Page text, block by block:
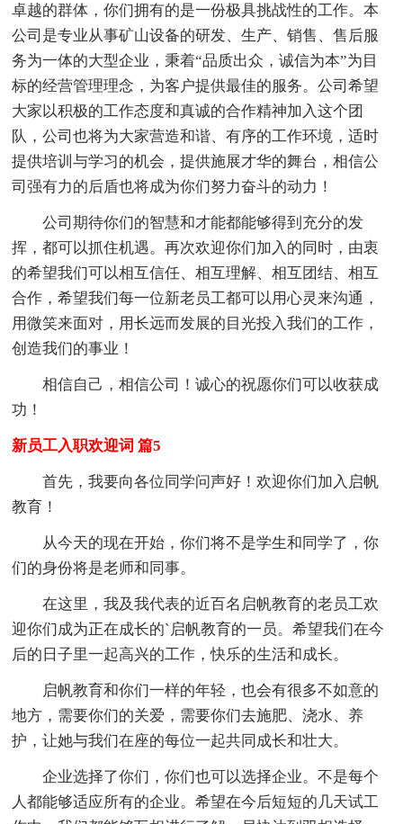
卓越的群体，你们拥有的是一份极具挑战性的工作。本
公司是专业从事矿山设备的研发、生产、销售、售后服
务为一体的大型企业，秉着“品质出众，诚信为本”为目
标的经营管理理念，为客户提供最佳的服务。公司希望
大家以积极的工作态度和真诚的合作精神加入这个团
队，公司也将为大家营造和谐、有序的工作环境，适时
提供培训与学习的机会，提供施展才华的舞台，相信公
司强有力的后盾也将成为你们努力奋斗的动力！
公司期待你们的智慧和才能都能够得到充分的发
挥，都可以抓住机遇。再次欢迎你们加入的同时，由衷
的希望我们可以相互信任、相互理解、相互团结、相互
合作，希望我们每一位新老员工都可以用心灵来沟通，
用微笑来面对，用长远而发展的目光投入我们的工作，
创造我们的事业！
相信自己，相信公司！诚心的祝愿你们可以收获成
功！
新员工入职欢迎词 篇5
首先，我要向各位同学问声好！欢迎你们加入启帆
教育！
从今天的现在开始，你们将不是学生和同学了，你
们的身份将是老师和同事。
在这里，我及我代表的近百名启帆教育的老员工欢
迎你们成为正在成长的`启帆教育的一员。希望我们在今
后的日子里一起高兴的工作，快乐的生活和成长。
启帆教育和你们一样的年轻，也会有很多不如意的
地方，需要你们的关爱，需要你们去施肥、浇水、养
护，让她与我们在座的每位一起共同成长和壮大。
企业选择了你们，你们也可以选择企业。不是每个
人都能够适应所有的企业。希望在今后短短的几天试工